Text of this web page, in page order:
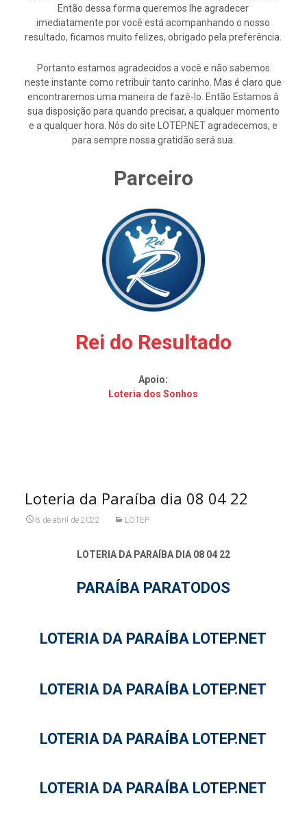
Então dessa forma queremos lhe agradecer
imediatamente por você está acompanhando o nosso
resultado, ficamos muito felizes, obrigado pela preferência.
Portanto estamos agradecidos a você e não sabemos
neste instante como retribuir tanto carinho. Mas é claro que
encontraremos uma maneira de fazê-lo. Então Estamos à
sua disposição para quando precisar, a qualquer momento
e a qualquer hora. Nós do site LOTEP.NET agradecemos, e
para sempre nossa gratidão será sua.
Parceiro
Rei do Resultado
Apoio:
Loteria dos Sonhos
Loteria da Paraíba dia 08 04 22
8 de abril de 2022 LOTEP
LOTERIA DA PARAÍBA DIA 08 04 22
PARAÍBA PARATODOS
LOTERIA DA PARAÍBA LOTEP.NET
LOTERIA DA PARAÍBA LOTEP.NET
LOTERIA DA PARAÍBA LOTEP.NET
LOTERIA DA PARAÍBA LOTEP.NET